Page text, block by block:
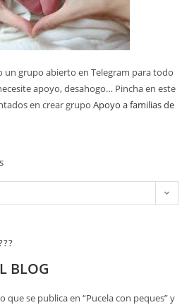
un grupo abierto en Telegram para todo
apoyo, desahogo… Pincha en este
en crear grupoApoyo a familias de
BLOG
que se publica en “Pucela con peques” y